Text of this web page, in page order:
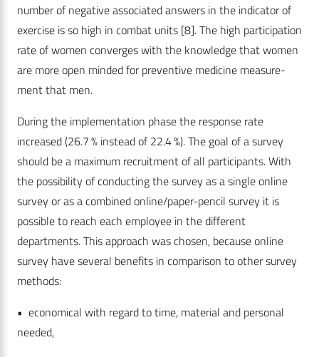
number of negative associated answers in the indicator of
exercise is so high in combat units [8]. The high participation
rate of women converges with the knowledge that women
are more open minded for preventive medicine measure-
ment that men.
During the implementation phase the response rate
increased (26.7 % instead of 22.4 %). The goal of a survey
should be a maximum recruitment of all participants. With
the possibility of conducting the survey as a single online
survey or as a combined online/paper-pencil survey it is
possible to reach each employee in the different
departments. This approach was chosen, because online
survey have several benefits in comparison to other survey
methods:
• economical with regard to time, material and personal
needed,